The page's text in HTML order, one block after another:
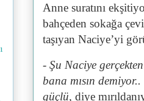
Anne suratını
bahçeden sokağa
taşıyan Naciye’yi
- Şu Naciye
bana mısın
güçlü, diye